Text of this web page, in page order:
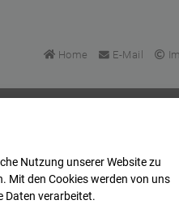
Home E-Mail
18 12:45
Nutzung unserer Website zu
Mit den Cookies werden von uns
Daten verarbeitet.